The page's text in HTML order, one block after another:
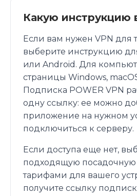
Какую инструкцию
Если вам нужен VPN для
выберите инструкцию
или Android. Для
страницы Windows,
Подписка POWER VPN
одну ссылку: ее можно
приложение на нужном
подключиться к серверу.
Если доступа еще нет,
подходящую посадочную
тарифами для вашего
получите ссылку